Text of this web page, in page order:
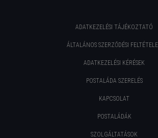
ADATKEZELÉSI TÁJÉKOZTATÓ
ÁLTALÁNOS SZERZŐDÉSI
ADATKEZELÉSI KÉRÉSEK
POSTALÁDA SZERELÉS
KAPCSOLAT
POSTALÁDÁK
SZOLGÁLTATÁSOK